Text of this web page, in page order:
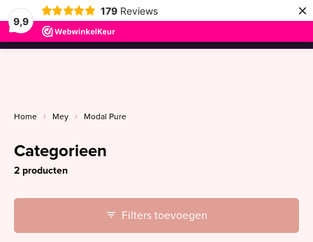
9,9
179 Reviews ×
menu
Home Mey Modal Pure
Categorieen
2 producten
Filters toevoegen